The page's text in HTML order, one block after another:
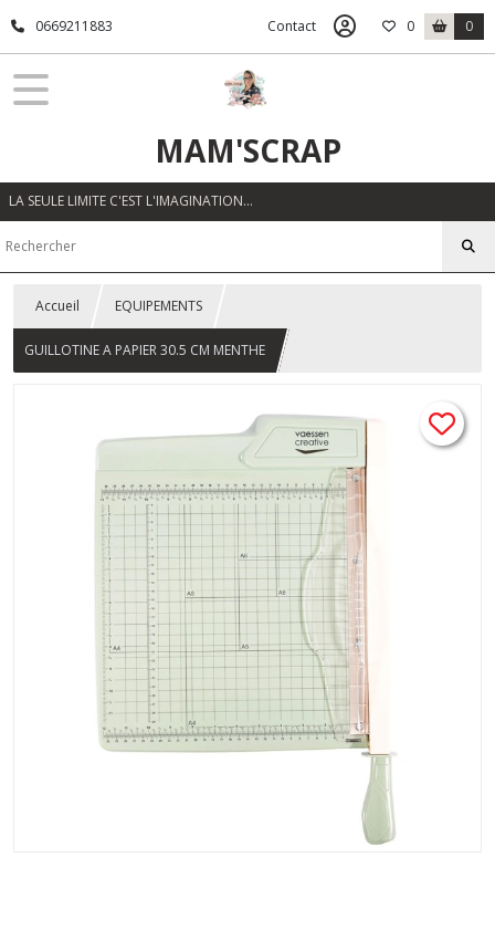
0669211883 Contact 0 0
MAM'SCRAP
LA SEULE LIMITE C'EST L'IMAGINATION…
Accueil EQUIPEMENTS
GUILLOTINE A PAPIER 30.5 CM MENTHE